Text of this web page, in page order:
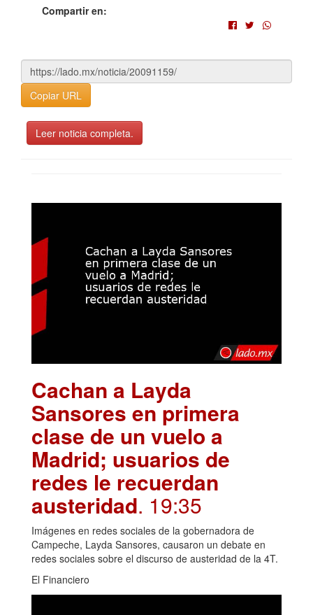
Compartir en:
Copiar URL
Leer noticia completa.
Cachan a Layda
Sansores en primera
clase de un vuelo a
Madrid; usuarios de
redes le recuerdan
austeridad. 19:35
Imágenes en redes sociales de la gobernadora de
Campeche, Layda Sansores, causaron un debate en
redes sociales sobre el discurso de austeridad de la 4T.
El Financiero